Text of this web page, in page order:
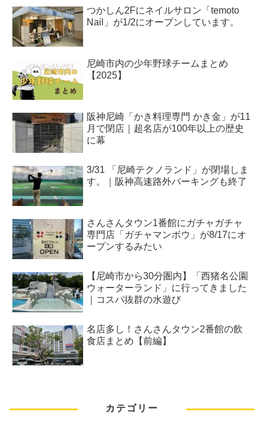
つかしん2Fにネイルサロン「temoto
Nail」が1/2にオープンしています。
尼崎市内の少年野球チームまとめ
【2025】
阪神尼崎「かき料理専門 かき金」が11
月で閉店｜超名店が100年以上の歴史
に幕
3/31 「尼崎テクノランド」が閉場しま
す。｜阪神高速路外パーキングも終了
さんさんタウン1番館にガチャガチャ
専門店「ガチャマンボウ」が8/17にオ
ープンするみたい
【尼崎市から30分圏内】「西猪名公園
ウォーターランド」に行ってきました
｜コスパ抜群の水遊び
名店多し！さんさんタウン2番館の飲
食店まとめ【前編】
カテゴリー